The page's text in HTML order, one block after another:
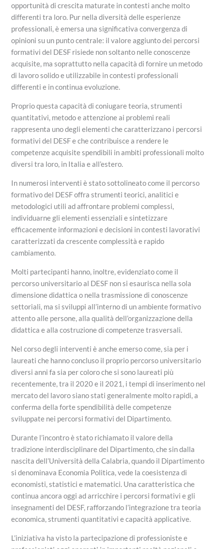
opportunità di crescita maturate in contesti anche molto
differenti tra loro. Pur nella diversità delle esperienze
professionali, è emersa una significativa convergenza di
opinioni su un punto centrale: il valore aggiunto dei percorsi
formativi del DESF risiede non soltanto nelle conoscenze
acquisite, ma soprattutto nella capacità di fornire un metodo
di lavoro solido e utilizzabile in contesti professionali
differenti e in continua evoluzione.
Proprio questa capacità di coniugare teoria, strumenti
quantitativi, metodo e attenzione ai problemi reali
rappresenta uno degli elementi che caratterizzano i percorsi
formativi del DESF e che contribuisce a rendere le
competenze acquisite spendibili in ambiti professionali molto
diversi tra loro, in Italia e all’estero.
In numerosi interventi è stato sottolineato come il percorso
formativo del DESF offra strumenti teorici, analitici e
metodologici utili ad affrontare problemi complessi,
individuarne gli elementi essenziali e sintetizzare
efficacemente informazioni e decisioni in contesti lavorativi
caratterizzati da crescente complessità e rapido
cambiamento.
Molti partecipanti hanno, inoltre, evidenziato come il
percorso universitario al DESF non si esaurisca nella sola
dimensione didattica o nella trasmissione di conoscenze
settoriali, ma si sviluppi all’interno di un ambiente formativo
attento alle persone, alla qualità dell’organizzazione della
didattica e alla costruzione di competenze trasversali.
Nel corso degli interventi è anche emerso come, sia per i
laureati che hanno concluso il proprio percorso universitario
diversi anni fa sia per coloro che si sono laureati più
recentemente, tra il 2020 e il 2021, i tempi di inserimento nel
mercato del lavoro siano stati generalmente molto rapidi, a
conferma della forte spendibilità delle competenze
sviluppate nei percorsi formativi del Dipartimento.
Durante l’incontro è stato richiamato il valore della
tradizione interdisciplinare del Dipartimento, che sin dalla
nascita dell’Università della Calabria, quando il Dipartimento
si denominava Economia Politica, vede la coesistenza di
economisti, statistici e matematici. Una caratteristica che
continua ancora oggi ad arricchire i percorsi formativi e gli
insegnamenti del DESF, rafforzando l’integrazione tra teoria
economica, strumenti quantitativi e capacità applicative.
L’iniziativa ha visto la partecipazione di professioniste e